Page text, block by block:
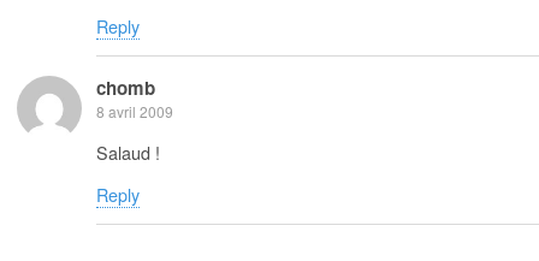
Reply
chomb
8 avril 2009
Salaud !
Reply